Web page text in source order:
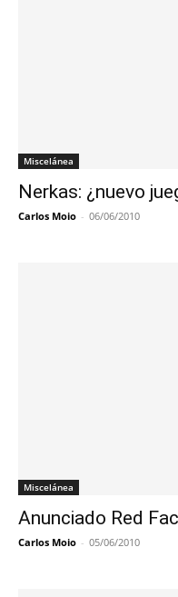
Miscelánea
Nerkas: ¿nuevo
Carlos Moio - 06/06/2010
Miscelánea
Anunciado Red
Carlos Moio - 05/06/2010